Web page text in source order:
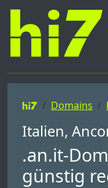
Domains
Italien,
.an.it-
günstig